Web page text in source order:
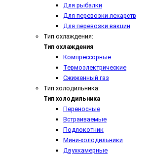
Для рыбалки
Для перевозки лекарств
Для перевозки вакцин
Тип охлаждения:
Тип охлаждения
Компрессорные
Термоэлектрические
Сжиженный газ
Тип холодильника:
Тип холодильника
Переносные
Встраиваемые
Подлокотник
Мини-холодильники
Двухкамерные